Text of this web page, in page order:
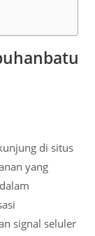
di situs
yang
signal seluler